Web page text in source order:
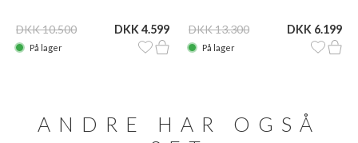
DKK 10.500 DKK 4.599
På lager
DKK 13.300 DKK 6.199
På lager
ANDRE HAR OGSÅ